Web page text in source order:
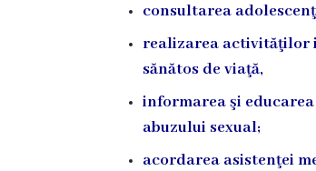
consultarea
realizarea activităţilor
sănătos de viaţă,
informarea şi
abuzului sexual;
acordarea asistenţei